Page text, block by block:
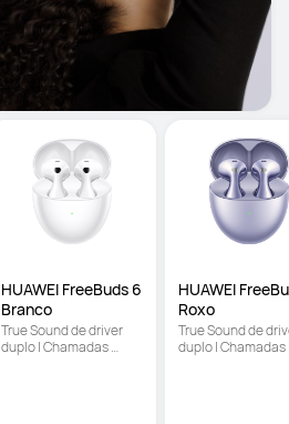
HUAWEI FreeBuds 6
Branco
True Sound de driver
duplo | Chamadas
HUAWEI
Roxo
True Sound de
duplo | Chamadas